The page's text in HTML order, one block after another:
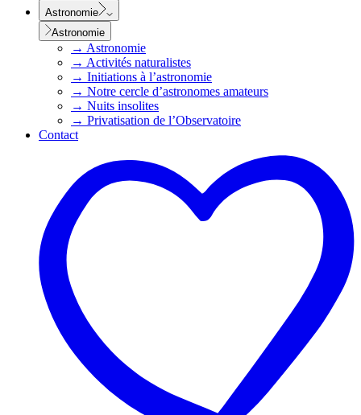
Astronomie
Astronomie
→ Astronomie
→ Activités naturalistes
→ Initiations à l’astronomie
→ Notre cercle d’astronomes amateurs
→ Nuits insolites
→ Privatisation de l’Observatoire
Contact